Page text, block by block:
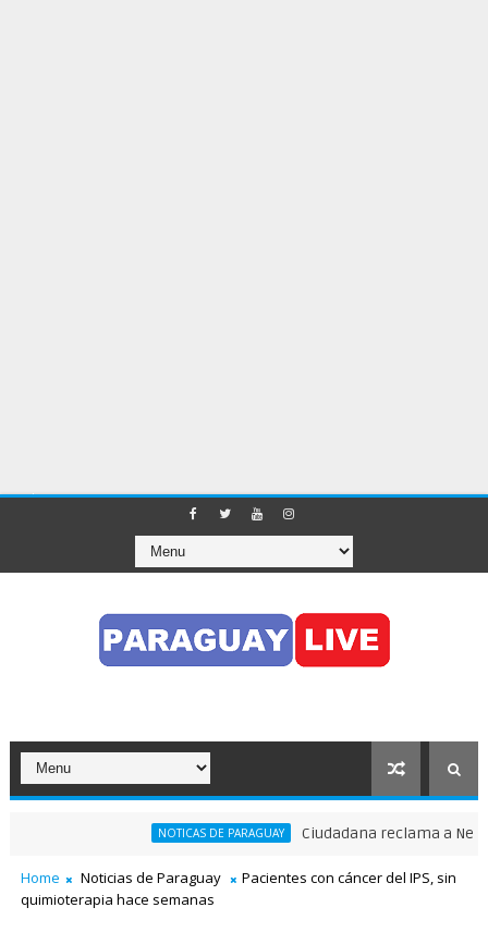
NOTICAS DE PARAGUAY Ciudadana reclama a
Home Noticias de Paraguay
Pacientes con cáncer del IPS, sin
quimioterapia hace semanas